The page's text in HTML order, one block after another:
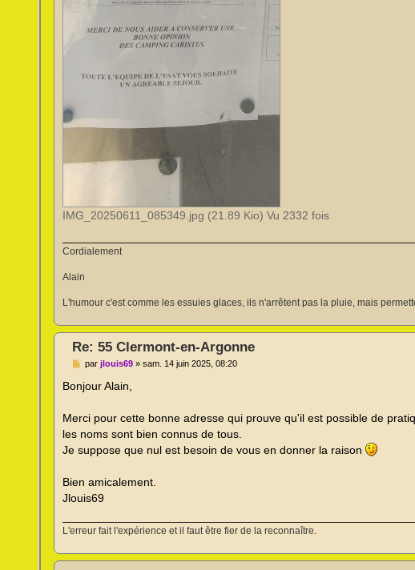
IMG_20250611_085349.jpg (21.89 Kio) Vu 2332 fois
Cordialement
Alain
L'humour c'est comme les essuies glaces, ils n'arrêtent pas la pluie, mais
Re: 55 Clermont-en-Argonne
M
s
s
g
e
n
n
parjlouis69 »sam. 14 juin 2025, 08:20
Bonjour Alain,
Merci pour cette bonne adresse qui prouve qu'il est possible de
les noms sont bien connus de tous.
Je suppose que nul est besoin de vous en donner la raison
Bien amicalement.
Jlouis69
L'erreur fait l'expérience et il faut être fier de la reconnaître.